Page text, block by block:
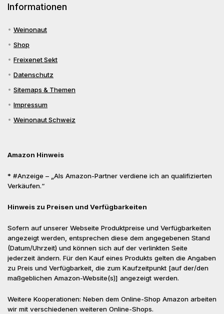
Informationen
Weinonaut
Shop
Freixenet Sekt
Datenschutz
Sitemaps & Themen
Impressum
Weinonaut Schweiz
Amazon Hinweis
* #Anzeige – „Als Amazon-Partner verdiene ich an qualifizierten
Verkäufen.“
Hinweis zu Preisen und Verfügbarkeiten
Sofern auf unserer Webseite Produktpreise und Verfügbarkeiten
angezeigt werden, entsprechen diese dem angegebenen Stand
(Datum/Uhrzeit) und können sich auf der verlinkten Seite
jederzeit ändern. Für den Kauf eines Produkts gelten die Angaben
zu Preis und Verfügbarkeit, die zum Kaufzeitpunkt [auf der/den
maßgeblichen Amazon-Website(s)] angezeigt werden.
Weitere Kooperationen: Neben dem Online-Shop Amazon arbeiten
wir mit verschiedenen weiteren Online-Shops.